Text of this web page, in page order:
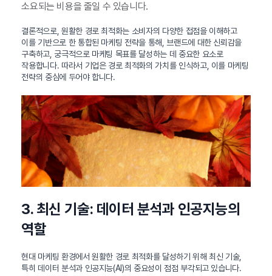
소요되는 비용을 줄일 수 있습니다.
결론적으로, 원활한 경로 최적화는 소비자의 다양한 접점을 이해하고
이를 기반으로 한 통합된 마케팅 전략을 통해, 브랜드에 대한 신뢰감을
구축하고, 궁극적으로 마케팅 목표를 달성하는 데 중요한 요소로
작용합니다. 따라서 기업은 경로 최적화의 가치를 인식하고, 이를 마케팅
전략의 중심에 두어야 합니다.
3. 최신 기술: 데이터 분석과 인공지능의
역할
현대 마케팅 환경에서 원활한 경로 최적화를 달성하기 위해 최신 기술,
특히 데이터 분석과 인공지능(AI)의 중요성이 점점 부각되고 있습니다.